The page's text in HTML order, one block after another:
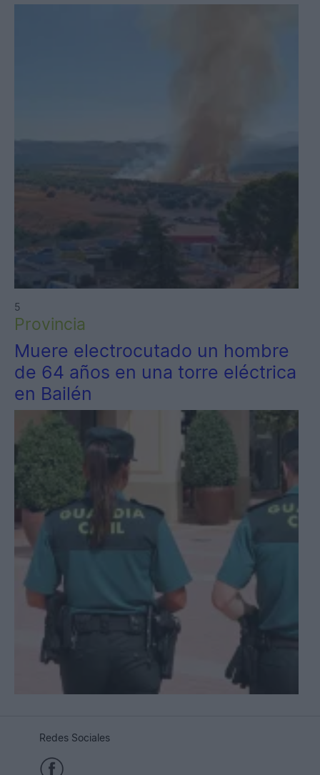
5
Provincia
Muere electrocutado un hombre
de 64 años en una torre eléctrica
en Bailén
Redes Sociales